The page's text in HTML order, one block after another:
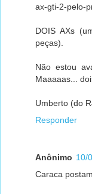
ax-gti-2-pelo-
DOIS AXs
peças).
Não estou
Maaaaas...
Umberto (do
Responder
Anônimo 10/
Caraca